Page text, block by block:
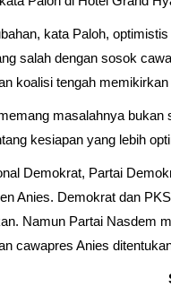
kata Paloh,
salah dengan sosok
koalisi tengah
masalahnya bukan
kesiapan yang lebih
Demokrat, Partai
Anies. Demokrat dan
Namun Partai Nasdem
cawapres Anies